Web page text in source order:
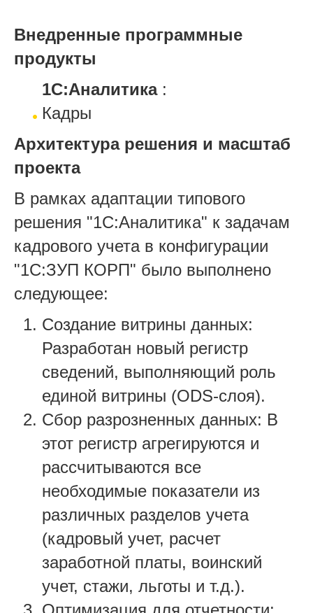
Внедренные программные
продукты
1С:Аналитика:
Кадры
Архитектура решения и масштаб
проекта
В рамках адаптации типового
решения "1С:Аналитика" к задачам
кадрового учета в конфигурации
"1С:ЗУП КОРП" было выполнено
следующее:
Создание витрины данных:
Разработан новый регистр
сведений, выполняющий роль
единой витрины (ODS-слоя).
Сбор разрозненных данных: В
этот регистр агрегируются и
рассчитываются все
необходимые показатели из
различных разделов учета
(кадровый учет, расчет
заработной платы, воинский
учет, стажи, льготы и т.д.).